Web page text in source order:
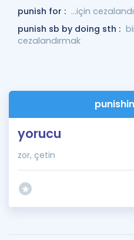
punish for : ...için
punish sb by doing sth :
cezalandırmak
yorucu
zor, çetin